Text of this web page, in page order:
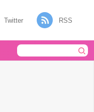
Twitter RSS